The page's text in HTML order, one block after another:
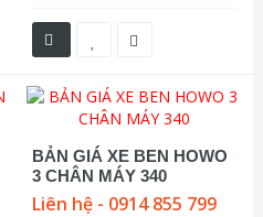
BẢN GIÁ XE BEN HOWO
3 CHÂN MÁY 340
Liên hệ - 0914 855 799